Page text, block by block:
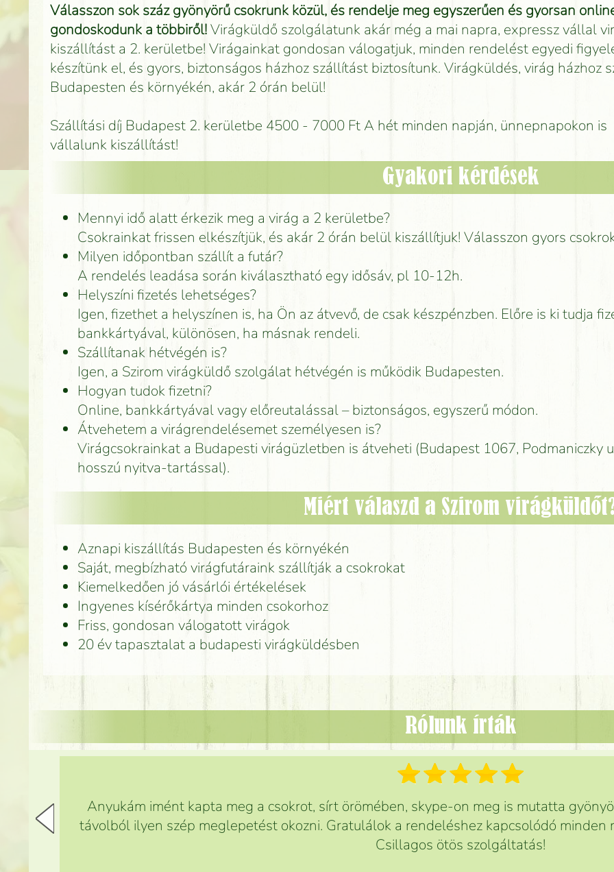
Válasszon sok száz gyönyörű csokrunk közül, és rendelje meg egyszerűen és gyorsan
gondoskodunk a többiről!Virágküldő szolgálatunk akár még a mai napra, expressz vállal
kiszállítást a 2. kerületbe! Virágainkat gondosan válogatjuk, minden rendelést egyedi
készítünk el, és gyors, biztonságos házhoz szállítást biztosítunk. Virágküldés, virág házhoz
Budapesten és környékén, akár 2 órán belül!
Szállítási díj Budapest 2. kerületbe 4500 - 7000 Ft A hét minden napján, ünnepnapokon is
vállalunk kiszállítást!
Gyakori kérdések
Mennyi idő alatt érkezik meg a virág a 2 kerületbe?
Csokrainkat frissen elkészítjük, és akár 2 órán belül kiszállítjuk! Válasszon gyors
Milyen időpontban szállít a futár?
A rendelés leadása során kiválasztható egy idősáv, pl 10-12h.
Helyszíni fizetés lehetséges?
Igen, fizethet a helyszínen is, ha Ön az átvevő, de csak készpénzben. Előre is ki tudja
bankkártyával, különösen, ha másnak rendeli.
Szállítanak hétvégén is?
Igen, a Szirom virágküldő szolgálat hétvégén is működik Budapesten.
Hogyan tudok fizetni?
Online, bankkártyával vagy előreutalással – biztonságos, egyszerű módon.
Átvehetem a virágrendelésemet személyesen is?
Virágcsokrainkat a Budapesti virágüzletben is átveheti (Budapest 1067, Podmaniczky
hosszú nyitva-tartással).
Miért válaszd a Szirom
Aznapi kiszállítás Budapesten és környékén
Saját, megbízható virágfutáraink szállítják a csokrokat
Kiemelkedően jó vásárlói értékelések
Ingyenes kísérőkártya minden csokorhoz
Friss, gondosan válogatott virágok
20 év tapasztalat a budapesti virágküldésben
Rólunk írták
Anyukám imént kapta meg a csokrot, sírt örömében, skype-on meg is mutatta
távolból ilyen szép meglepetést okozni. Gratulálok a rendeléshez kapcsolódó minden
Csillagos ötös szolgáltatás!